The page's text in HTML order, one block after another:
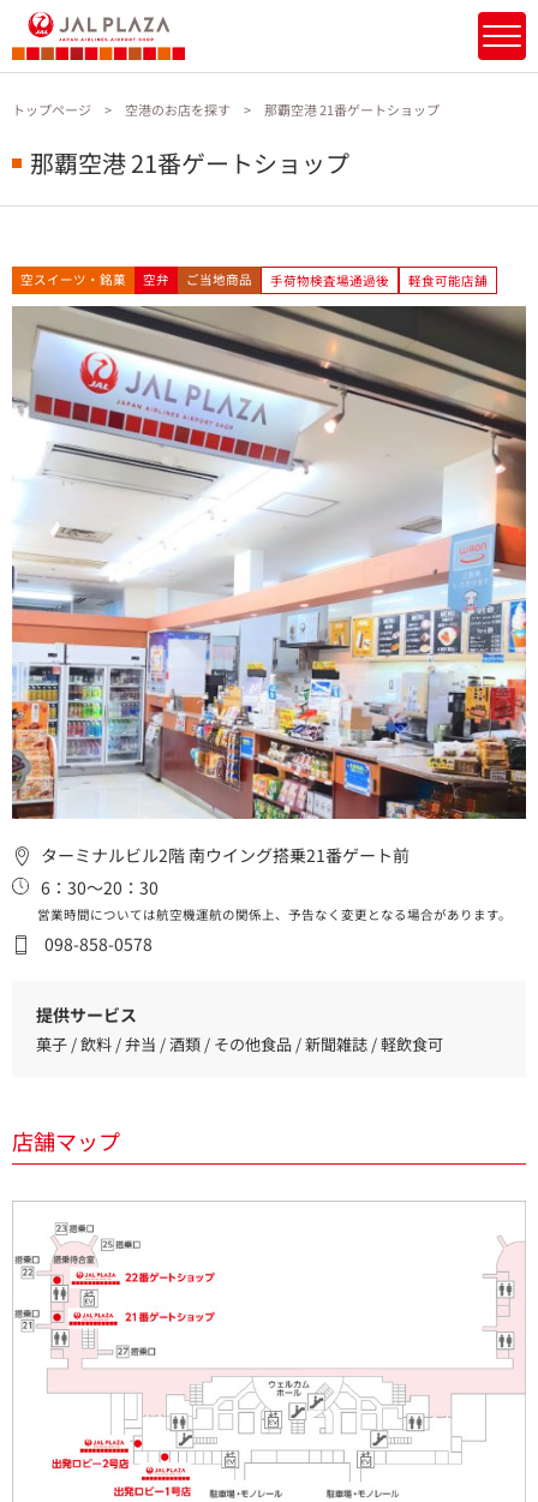
トップページ 空港のお店を探す 那覇空港 21番ゲートショップ
那覇空港 21番ゲートショップ
空スイーツ・銘菓 空弁 ご当地商品 手荷物検査場通過後 軽食可能店舗
ターミナルビル2階 南ウイング搭乗21番ゲート前
6：30～20：30
営業時間については航空機運航の関係上、予告なく変更となる場合があります。
098-858-0578
提供サービス
菓子 / 飲料 / 弁当 / 酒類 / その他食品 / 新聞雑誌 / 軽飲食可
店舗マップ